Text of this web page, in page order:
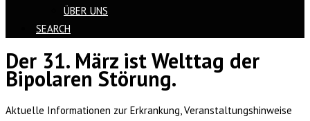
ÜBER UNS
SEARCH
Skip
to
Der 31. März ist Welttag der
Bipolaren Störung.
Aktuelle Informationen zur Erkrankung, Veranstaltungshinweise